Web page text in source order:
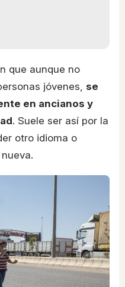
que aunque no
jóvenes, se
en ancianos y
. Suele ser así por la
otro idioma o